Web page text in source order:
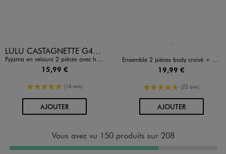
Disponible en 1 coloris LULU CASTAGNETTE G4G D
Pyjama en velours 2 pièces avec haut brassière bébé fille - LuluCastagnette
15,99 €
5/5 de moyenne
(16 avis)
AJOUTERAU PANIER
Ensemble 2 pièces body croisé + pyjama dors-bien en velours bébé
19,99 €
5/5 de moyenne
(23 avis)
AJOUTERAU PANIER
Vous avez vu 150 produits sur 208